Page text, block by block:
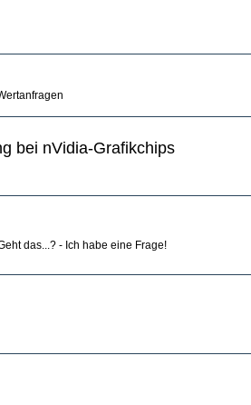
bei nVidia-Grafikchips
das...? - Ich habe eine Frage!